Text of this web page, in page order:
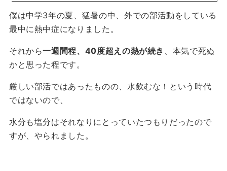
僕は中学3年の夏、猛暑の中、外での部活動をしている
最中に熱中症になりました。
それから一週間程、40度超えの熱が続き 、本気で死ぬ
かと思った程です。
厳しい部活ではあったものの、水飲むな！という時代
ではないので、
水分も塩分はそれなりにとっていたつもりだったので
すが、やられました。